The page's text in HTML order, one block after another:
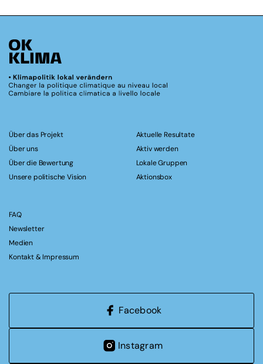
Über das Projekt
Über uns
Über die Bewertung
Unsere politische Vision
Aktuelle Resultate
Aktiv werden
Lokale Gruppen
Aktionsbox
FAQ
Newsletter
Medien
Kontakt & Impressum
Facebook
Instagram